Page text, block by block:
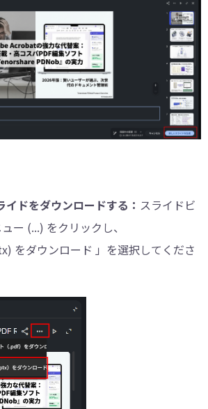
ドをダウンロードする： スライドビ
ー (...) をクリックし、
をダウンロード 」を選択してくださ